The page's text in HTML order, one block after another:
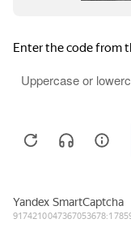
Оплата и возврат
Сообщить об ошибке